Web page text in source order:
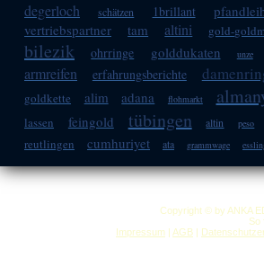
degerloch
schätzen 1brillant
vertriebspartner tam altini gold-
bilezik ohrringe golddukaten unze
armreifen erfahrungsberichte
goldkette alim adana flohmarkt
lassen feingold tübingen altin peso
reutlingen cumhuriyet ata grammwage
Copyright © by ANKA
So
Impressum | AGB |